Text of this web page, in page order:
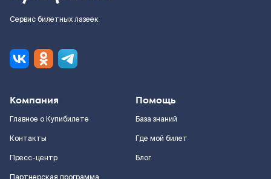
Сервис билетных лазеек
Компания
Главное о Купибилете
Контакты
Пресс-центр
Помощь
База знаний
Где мой билет
Блог